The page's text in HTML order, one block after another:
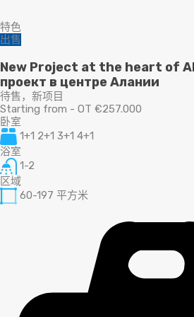
特色
出售
New Project at the heart of
проект в центре Алании
待售，新项目
Starting from - OT €257.000
卧室
1+1 2+1 3+1 4+1
浴室
1-2
区域
60-197 平方米